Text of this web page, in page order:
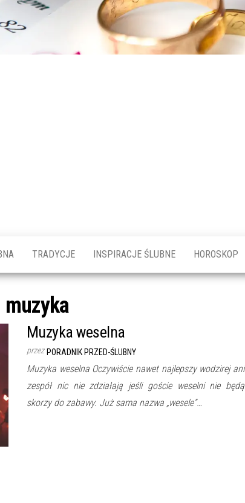
TRADYCJE INSPIRACJE ŚLUBNE HOROSKOP
muzyka
Muzyka weselna
przez PORADNIK PRZED-ŚLUBNY
Muzyka weselna Oczywiście nawet najlepszy wodzirej ani
zespół nic nie zdziałają jeśli goście weselni nie będą
skorzy do zabawy. Już sama nazwa „wesele”…